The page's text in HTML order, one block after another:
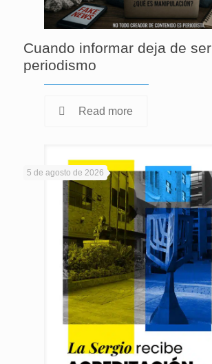
Cuando informar deja de ser
periodismo
Read more
5 de agosto de 2026